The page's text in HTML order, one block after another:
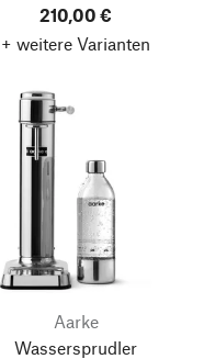
210,00 €
+ weitere Varianten
Aarke
Wassersprudler